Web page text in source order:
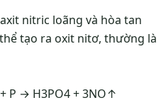
nitric loãng và hòa tan
tạo ra oxit nitơ, thường là
P → H3PO4 + 3NO↑